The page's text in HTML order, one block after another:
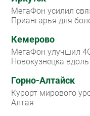
МегаФон усилил
Приангарья для
Кемерово
МегаФон улучшил
Новокузнецка
Горно-Алтайск
Курорт мирового
Алтая